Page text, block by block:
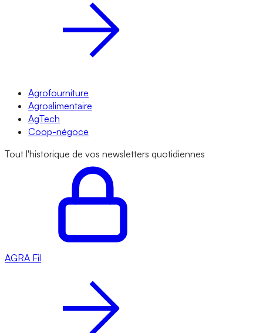
Agrofourniture
Agroalimentaire
AgTech
Coop-négoce
Tout l'historique de vos newsletters quotidiennes
AGRA Fil